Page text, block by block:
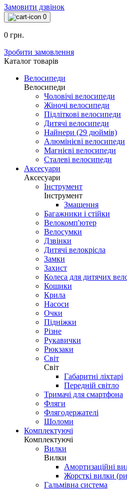
Замовити дзвінок
0
0 грн.
Зробити замовлення
Каталог товарiв
Велосипеди
Велосипеди
Чоловічі велосипеди
Жіночі велосипеди
Підліткові велосипеди
Дитячі велосипеди
Найнери (29 дюймів)
Алюмінієві велосипеди
Магнієві велосипеди
Сталеві велосипеди
Аксесуари
Аксесуари
Інструмент
Інструмент
Змащення
Багажники і стійки
Велокомп'ютер
Велосумки
Дзвінки
Дитячі велокрісла
Замки
Захист
Колеса для дитячих
Кошики
Крила
Насоси
Очки
Підніжки
Різне
Рукавички
Рюкзаки
Світ
Світ
Габаритні ліхтарі
Передній світло
Тримачі для смартфона
Фляги
Флягодержателі
Шоломи
Комплектуючі
Комплектуючі
Вилки
Вилки
Амортизаційні
Жорсткі вилки
Гальмівна система